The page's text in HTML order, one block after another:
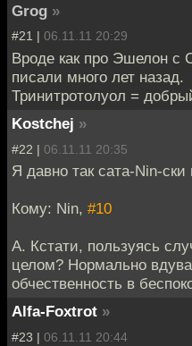
Grog »
#21 | 06.11.11 20:29
Вроде как про Эшелон
писали много лет назад.
Тринитротолуол =
Kostchej »
#22 | 06.11.11 20:35
Я давно так сата-Nin-
Кому: Nin, #10
А. Кстати, пользуясь
целом? Нормально
обчественность в
Alfa-Foxtrot »
#23 | 06.11.11 20:44